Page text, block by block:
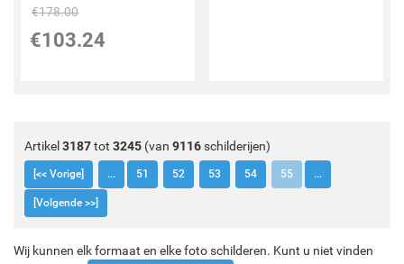
€178.00
€103.24
Artikel 3187tot 3245 (van 9116schilderijen)
[<< Vorige] ... 51 52 53 54 55 ...
[Volgende >>]
Wij kunnen elk formaat en elke foto schilderen. Kunt u niet vinden